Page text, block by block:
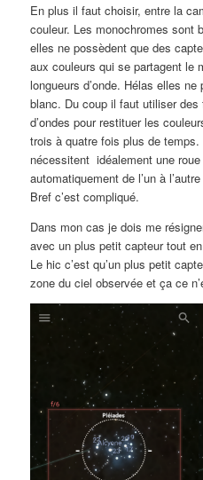
En plus il faut choisir, entre la
couleur. Les monochromes sont
elles ne possèdent que des
aux couleurs qui se partagent le
longueurs d’onde. Hélas elles ne
blanc. Du coup il faut utiliser
d’ondes pour restituer les
trois à quatre fois plus de
nécessitent idéalement une
automatiquement de l’un à
Bref c’est compliqué.
Dans mon cas je dois me
avec un plus petit capteur tout
Le hic c’est qu’un plus petit
zone du ciel observée et ça ce